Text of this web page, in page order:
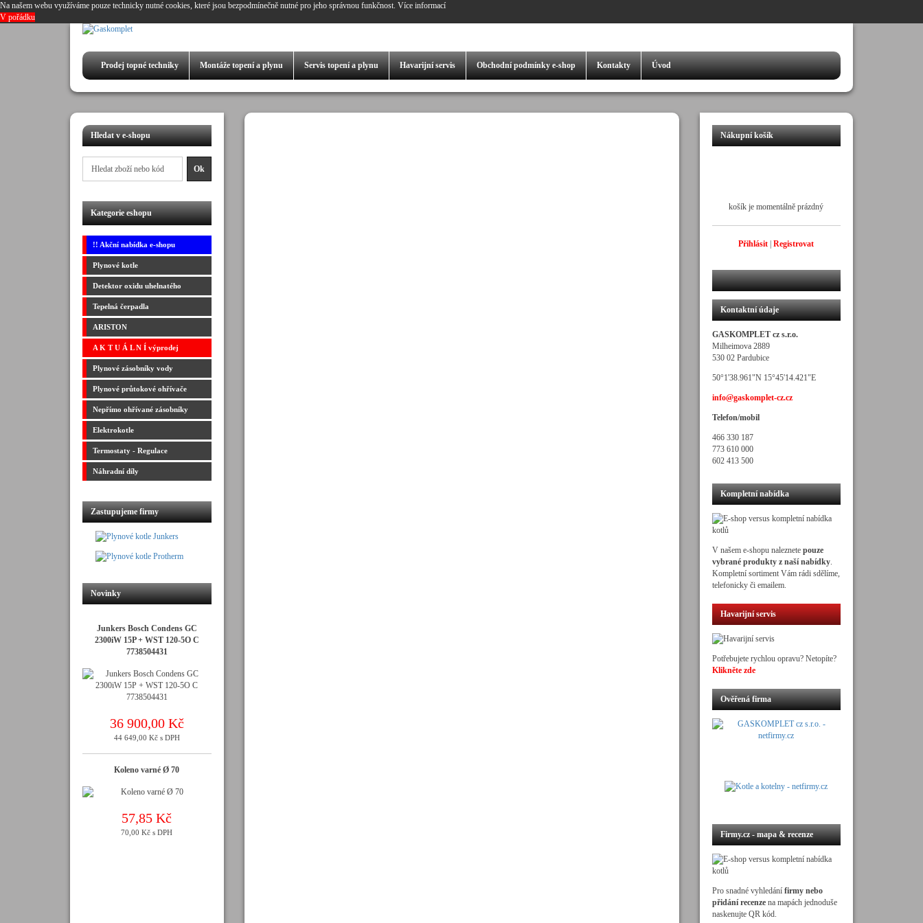
Na našem webu využíváme pouze technicky nutné cookies, které jsou bezpodmínečně nutné pro jeho správnou funkčnost. Více informací
V pořádku
košík je momentálně prázdný
Přihlásit |Registrovat
Prodej topné techniky Montáže topení a plynu Servis topení a plynu Havarijní servis Obchodní podmínky e-shop Kontakty Úvod
Hledat v e-shopu
Kategorie eshopu
!! Akční nabídka e-shopu
Plynové kotle
Detektor oxidu uhelnatého
Tepelná čerpadla
ARISTON
A K T U Á L N Í výprodej
Plynové zásobníky vody
Plynové průtokové ohřívače
Nepřímo ohřívané zásobníky
Elektrokotle
Termostaty - Regulace
Náhradní díly
Zastupujeme firmy
Novinky
Junkers Bosch Condens GC
2300iW 15P + WST 120-5O C
7738504431
36 900,00 Kč
44 649,00 Kč s DPH
Koleno varné Ø 70
57,85 Kč
70,00 Kč s DPH
Nákupní košík
Kontaktní údaje
GASKOMPLET cz s.r.o.
Milheimova 2889
530 02 Pardubice
50°1'38.961"N 15°45'14.421"E
info@gaskomplet-cz.cz
Telefon/mobil
466 330 187
773 610 000
602 413 500
Kompletní nabídka
V našem e-shopu naleznete pouze
vybrané produkty z naší nabídky.
Kompletní sortiment Vám rádi sdělíme,
telefonicky či emailem.
Havarijní servis
Potřebujete rychlou opravu? Netopíte?
Klikněte zde
Ověřená firma
Firmy.cz - mapa & recenze
Pro snadné vyhledání firmy nebo
přidání recenzena mapách jednoduše
naskenujte QR kód.